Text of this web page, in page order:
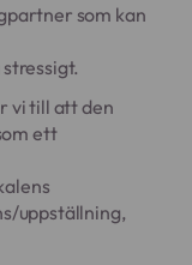
som kan
vi till att den
ett
uppställning,